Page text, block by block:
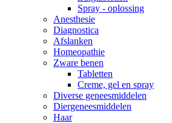
Spray - oplossing
Anesthesie
Diagnostica
Afslanken
Homeopathie
Zware benen
Tabletten
Creme, gel en spray
Diverse geneesmiddelen
Diergeneesmiddelen
Haar